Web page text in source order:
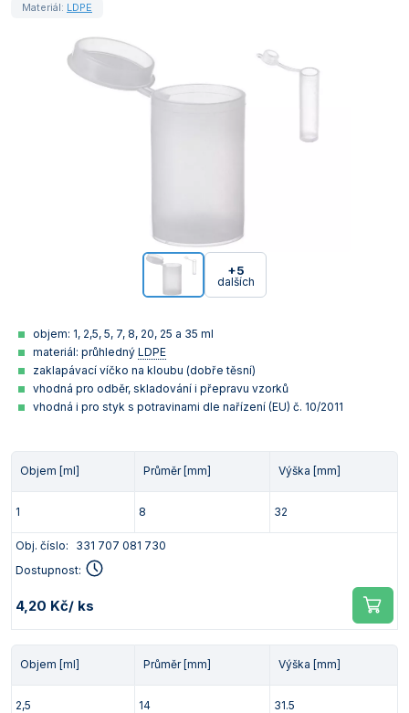
+5
dalších
Materiál: LDPE
objem: 1, 2,5, 5, 7, 8, 20, 25 a 35 ml
materiál: průhledný LDPE
zaklapávací víčko na kloubu (dobře těsní)
vhodná pro odběr, skladování i přepravu vzorků
vhodná i pro styk s potravinami dle nařízení (EU) č. 10/2011
Objem [ml] Průměr [mm] Výška [mm]
1 8 32
Obj. číslo:
331 707 081 730
Dostupnost:
4,20 Kč/ ks
Objem [ml] Průměr [mm] Výška [mm]
2,5 14 31.5